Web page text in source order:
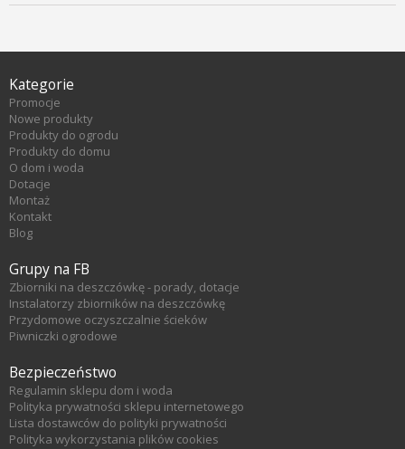
Kategorie
Promocje
Nowe produkty
Produkty do ogrodu
Produkty do domu
O dom i woda
Dotacje
Montaż
Kontakt
Blog
Grupy na FB
Zbiorniki na deszczówkę - porady, dotacje
Instalatorzy zbiorników na deszczówkę
Przydomowe oczyszczalnie ścieków
Piwniczki ogrodowe
Bezpieczeństwo
Regulamin sklepu dom i woda
Polityka prywatności sklepu internetowego
Lista dostawców do polityki prywatności
Polityka wykorzystania plików cookies